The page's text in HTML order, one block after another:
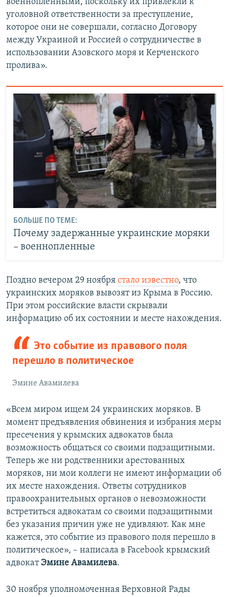
уголовной ответственности за преступление,
которое они не совершали, согласно Договору
между Украиной и Россией о сотрудничестве в
использовании Азовского моря и Керченского
пролива».
БОЛЬШЕ ПО ТЕМЕ:
Почему задержанные украинские моряки
– военнопленные
Поздно вечером 29 ноября стало известно, что
украинских моряков вывозят из Крыма в Россию.
При этом российские власти скрывали
информацию об их состоянии и месте нахождения.
Это событие из правового поля
перешло в политическое
Эмине Авамилева
«Всем миром ищем 24 украинских моряков. В
момент предъявления обвинения и избрания меры
пресечения у крымских адвокатов была
возможность общаться со своими подзащитными.
Теперь же ни родственники арестованных
моряков, ни мои коллеги не имеют информации об
их месте нахождения. Ответы сотрудников
правоохранительных органов о невозможности
встретиться адвокатам со своими подзащитными
без указания причин уже не удивляют. Как мне
кажется, это событие из правового поля перешло в
политическое», – написала в Facebook крымский
адвокат Эмине Авамилева.
30 ноября уполномоченная Верховной Рады